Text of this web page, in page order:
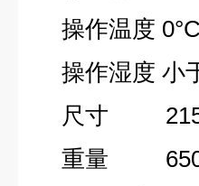
操作温度 0°C
操作湿度 小
尺寸 215 x
重量 650 g